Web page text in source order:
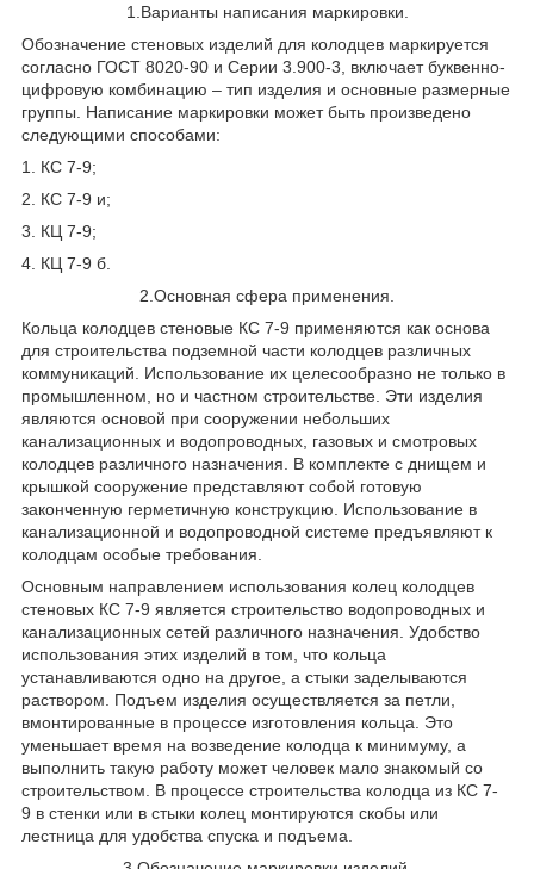
1.Варианты написания маркировки.
Обозначение стеновых изделий для колодцев маркируется
согласно ГОСТ 8020-90 и Серии 3.900-3, включает буквенно-
цифровую комбинацию – тип изделия и основные размерные
группы. Написание маркировки может быть произведено
следующими способами:
1. КС 7-9;
2. КС 7-9 и;
3. КЦ 7-9;
4. КЦ 7-9 б.
2.Основная сфера применения.
Кольца колодцев стеновые КС 7-9 применяются как основа
для строительства подземной части колодцев различных
коммуникаций. Использование их целесообразно не только в
промышленном, но и частном строительстве. Эти изделия
являются основой при сооружении небольших
канализационных и водопроводных, газовых и смотровых
колодцев различного назначения. В комплекте с днищем и
крышкой сооружение представляют собой готовую
законченную герметичную конструкцию. Использование в
канализационной и водопроводной системе предъявляют к
колодцам особые требования.
Основным направлением использования колец колодцев
стеновых КС 7-9 является строительство водопроводных и
канализационных сетей различного назначения. Удобство
использования этих изделий в том, что кольца
устанавливаются одно на другое, а стыки заделываются
раствором. Подъем изделия осуществляется за петли,
вмонтированные в процессе изготовления кольца. Это
уменьшает время на возведение колодца к минимуму, а
выполнить такую работу может человек мало знакомый со
строительством. В процессе строительства колодца из КС 7-
9 в стенки или в стыки колец монтируются скобы или
лестница для удобства спуска и подъема.